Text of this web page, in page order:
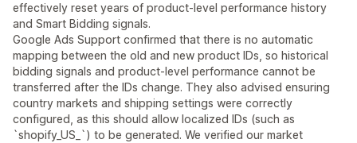
effectively reset years of product-level performance history
and Smart Bidding signals.
Google Ads Support confirmed that there is no automatic
mapping between the old and new product IDs, so historical
bidding signals and product-level performance cannot be
transferred after the IDs change. They also advised ensuring
country markets and shipping settings were correctly
configured, as this should allow localized IDs (such as
`shopify_US_`) to be generated. We verified our market